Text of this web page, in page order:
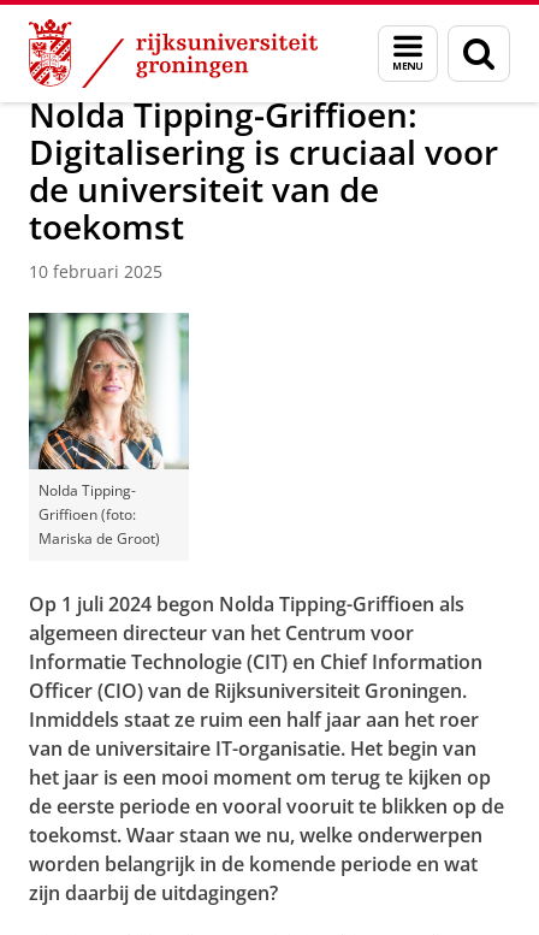
Skip
Content
Skip
Navigation
Menu
en
zoeken
Over ons Actueel Nieuws Nieuwsberichten
Nolda Tipping-Griffioen:
Digitalisering is cruciaal voor
de universiteit van de
toekomst
10 februari 2025
Nolda Tipping-
Griffioen (foto:
Mariska de Groot)
Op 1 juli 2024 begon Nolda Tipping-Griffioen als
algemeen directeur van het Centrum voor
Informatie Technologie (CIT) en Chief Information
Officer (CIO) van de Rijksuniversiteit Groningen.
Inmiddels staat ze ruim een half jaar aan het roer
van de universitaire IT-organisatie. Het begin van
het jaar is een mooi moment om terug te kijken op
de eerste periode en vooral vooruit te blikken op de
toekomst. Waar staan we nu, welke onderwerpen
worden belangrijk in de komende periode en wat
zijn daarbij de uitdagingen?